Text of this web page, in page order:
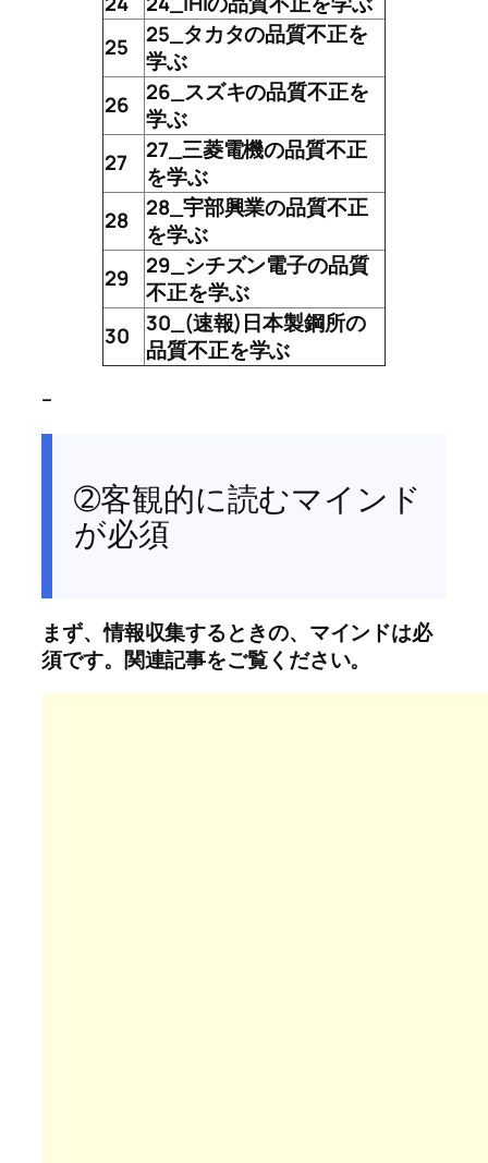
25
25_タカタの品質不正を
学ぶ
26
26_スズキの品質不正を
学ぶ
27
27_三菱電機の品質不正
を学ぶ
28
28_宇部興業の品質不正
を学ぶ
29
29_シチズン電子の品質
不正を学ぶ
30
30_(速報)日本製鋼所の
品質不正を学ぶ
–
➁客観的に読むマインド
が必須
まず、情報収集するときの、マインドは必
須です。関連記事をご覧ください。